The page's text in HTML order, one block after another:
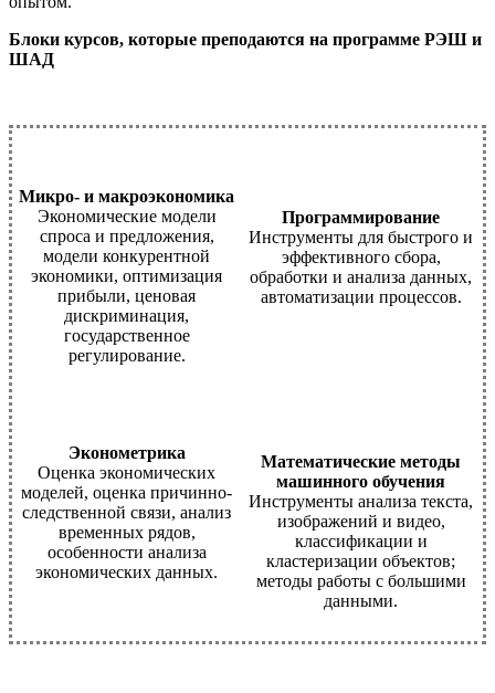
Блоки курсов, которые преподаются на программе РЭШ и
ШАД
Микро- и макроэкономика
Экономические модели
спроса и предложения,
модели конкурентной
экономики, оптимизация
прибыли, ценовая
дискриминация,
государственное
регулирование.
Программирование
Инструменты для быстрого и
эффективного сбора,
обработки и анализа данных,
автоматизации процессов.
Эконометрика
Оценка экономических
моделей, оценка причинно-
следственной связи, анализ
временных рядов,
особенности анализа
экономических данных.
Математические методы
машинного обучения
Инструменты анализа текста,
изображений и видео,
классификации и
кластеризации объектов;
методы работы с большими
данными.